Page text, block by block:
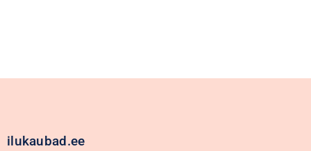
ilukaubad.ee